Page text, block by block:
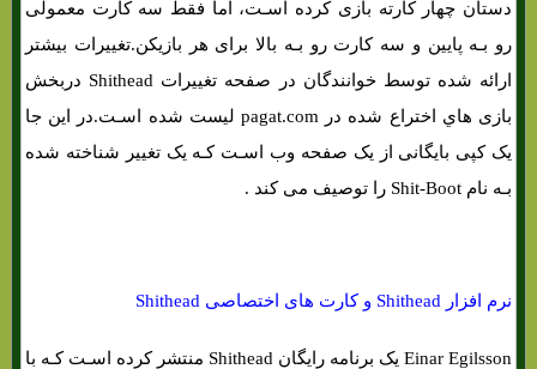
دستان چهار کارته بازی کرده اسـت، اما فقط سه کارت معمولی
رو بـه پایین و سه کارت رو بـه بالا برای هر بازیکن.تغییرات بیشتر
ارائه شده توسط خوانندگان در صفحه تغییرات Shithead دربخش
بازی هاي‌ اختراع شده در pagat.com لیست شده اسـت.در این جا
یک کپی بایگانی از یک صفحه وب اسـت کـه یک تغییر شناخته شده
بـه نام Shit-Boot را توصیف می کند .
نرم افزار Shithead و کارت های اختصاصی Shithead
Einar Egilsson یک برنامه رایگان Shithead منتشر کرده اسـت کـه با